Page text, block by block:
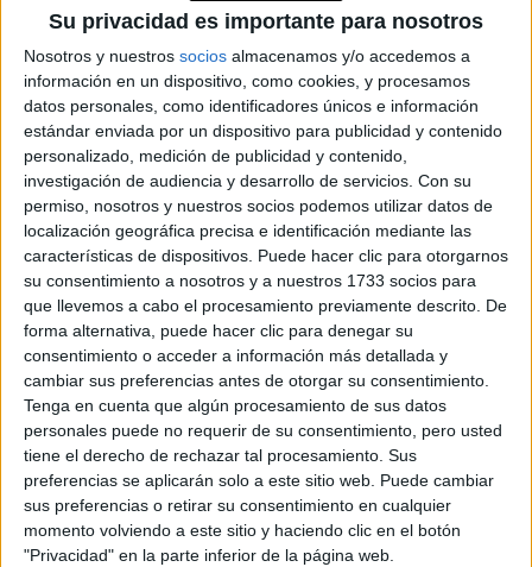
Su privacidad es importante para nosotros
Nosotros y nuestros socios almacenamos y/o accedemos a
información en un dispositivo, como cookies, y procesamos
datos personales, como identificadores únicos e información
estándar enviada por un dispositivo para publicidad y contenido
personalizado, medición de publicidad y contenido,
investigación de audiencia y desarrollo de servicios. Con su
permiso, nosotros y nuestros socios podemos utilizar datos de
localización geográfica precisa e identificación mediante las
características de dispositivos. Puede hacer clic para otorgarnos
su consentimiento a nosotros y a nuestros 1733 socios para
que llevemos a cabo el procesamiento previamente descrito. De
forma alternativa, puede hacer clic para denegar su
consentimiento o acceder a información más detallada y
cambiar sus preferencias antes de otorgar su consentimiento.
Tenga en cuenta que algún procesamiento de sus datos
personales puede no requerir de su consentimiento, pero usted
tiene el derecho de rechazar tal procesamiento. Sus
preferencias se aplicarán solo a este sitio web. Puede cambiar
sus preferencias o retirar su consentimiento en cualquier
momento volviendo a este sitio y haciendo clic en el botón
"Privacidad" en la parte inferior de la página web.
Accedé a los beneficios para suscriptores
Contenidos exclusivos
Sorteos
Descuentos en publicaciones
Participación en los eventos organizados por
Editorial Perfil.
Suscribite ahora
COMPARTÍ ESTA NOTA
EN ESTA NOTA
PERSONALIDAES: LUNA DE HOY SAGITARIO
TEMAS: SIGNOS ZODIACO
HOROSCOPO